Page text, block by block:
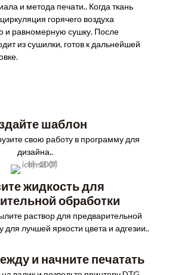
и метода печати.. Когда ткань
горячего воздуха
и равномерную сушку. После
из сушилки, готов к дальнейшей
шаблон
свою работу в программу для
дизайна..
жидкость для
обработки
раствор для предварительной
для лучшей яркости цвета и адгезии..
и начните печатать